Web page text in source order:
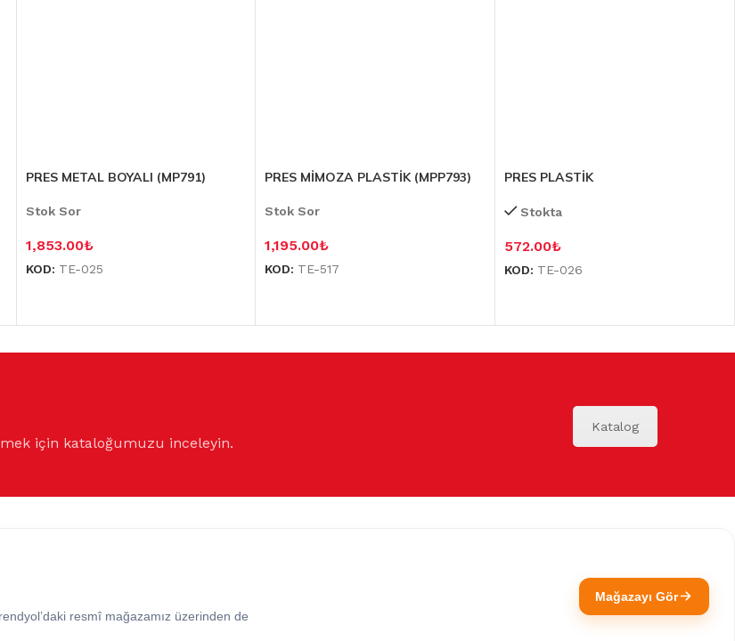
PRES METAL BOYALI (MP791)
Stok Sor
1,853.00₺
KOD: TE-025
PRES MİMOZA PLASTİK (MPP793)
Stok Sor
1,195.00₺
KOD: TE-517
PRES PLASTİK
Stokta
572.00₺
KOD: TE-026
için kataloğumuzu inceleyin.
Katalog
resmî mağazamız üzerinden de
Mağazayı Gör